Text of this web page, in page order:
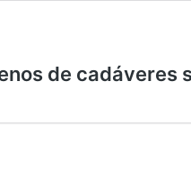
de cadáveres